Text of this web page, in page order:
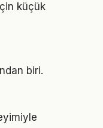
küçük
biri.